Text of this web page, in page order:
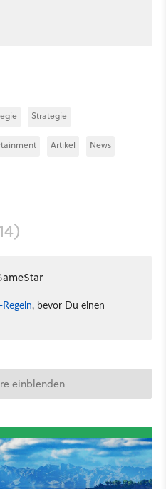
Strategie
Artikel News
, bevor Du einen
einblenden